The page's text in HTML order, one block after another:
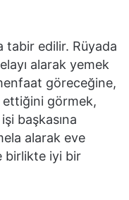
tabir edilir. Rüyada
alarak yemek
göreceğine,
ettiğini görmek,
başkasına
alarak eve
birlikte iyi bir